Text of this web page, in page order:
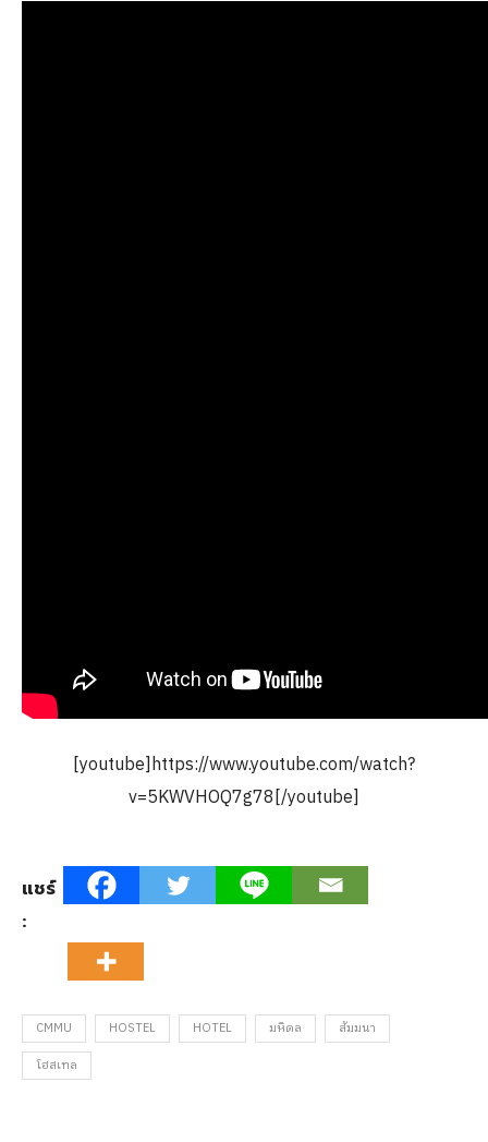
[youtube]https://www.youtube.com/watch?
v=5KWVHOQ7g78[/youtube]
แชร์
:
CMMU HOSTEL HOTEL มหิดล
สัมมนา
โฮสเทล